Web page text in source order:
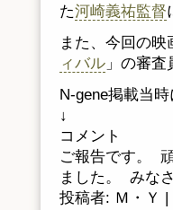
た河崎義祐監督
また、今回の
ィバル 」の審
N-gene掲載当
↓
コメント
ご報告です。
ました。 みな
投稿者: Ｍ・Ｙ |